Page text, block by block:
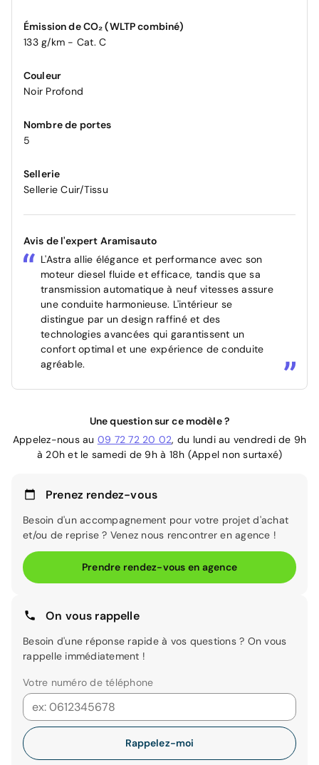
Émission de CO₂ (WLTP combiné)
133 g/km - Cat. C
Couleur
Noir Profond
Nombre de portes
5
Sellerie
Sellerie Cuir/Tissu
Avis de l'expert Aramisauto
L'Astra allie élégance et performance avec son
moteur diesel fluide et efficace, tandis que sa
transmission automatique à neuf vitesses assure
une conduite harmonieuse. L'intérieur se
distingue par un design raffiné et des
technologies avancées qui garantissent un
confort optimal et une expérience de conduite
agréable.
Une question sur ce modèle ?
Appelez-nous au 09 72 72 20 02, du lundi au vendredi de 9h
à 20h et le samedi de 9h à 18h (Appel non surtaxé)
Prenez rendez-vous
Besoin d'un accompagnement pour votre projet d'achat
et/ou de reprise ? Venez nous rencontrer en agence !
Prendre rendez-vous en agence
On vous rappelle
Besoin d'une réponse rapide à vos questions ? On vous
rappelle immédiatement !
Votre numéro de téléphone
Rappelez-moi